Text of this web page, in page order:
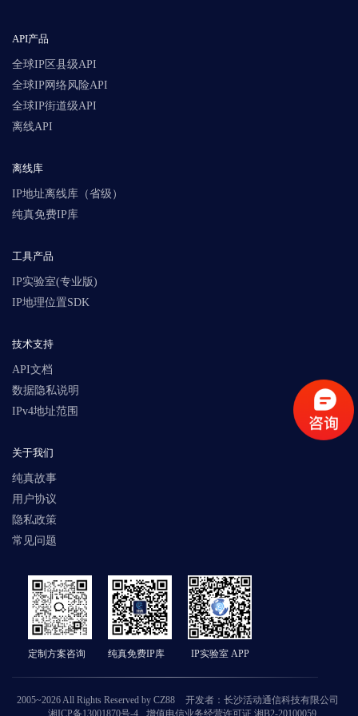
API产品
全球IP区县级API
全球IP网络风险API
全球IP街道级API
离线API
离线库
IP地址离线库（省级）
纯真免费IP库
工具产品
IP实验室(专业版)
IP地理位置SDK
技术支持
API文档
数据隐私说明
IPv4地址范围
关于我们
纯真故事
用户协议
隐私政策
常见问题
定制方案咨询 纯真免费IP库 IP实验室 APP
2005~2026 All Rights Reserved by CZ88
开发者：长沙活动通信科技有限公司
湘ICP备13001870号-4
增值电信业务经营许可证 湘B2-20100059